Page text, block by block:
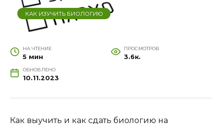
КАК ИЗУЧИТЬ БИОЛОГИЮ
НА ЧТЕНИЕ
5 мин
ПРОСМОТРОВ
3.6к.
ОБНОВЛЕНО
10.11.2023
Как выучить и как сдать биологию на